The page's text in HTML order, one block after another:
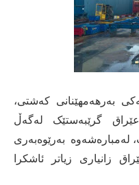
بەرهەمهێنانی کەشتی،
گرێبەستێک لەگەڵ
له‌مباره‌شه‌وه ‌ بەرێوەبەری
زانیاری زیاتر ئاشكرا